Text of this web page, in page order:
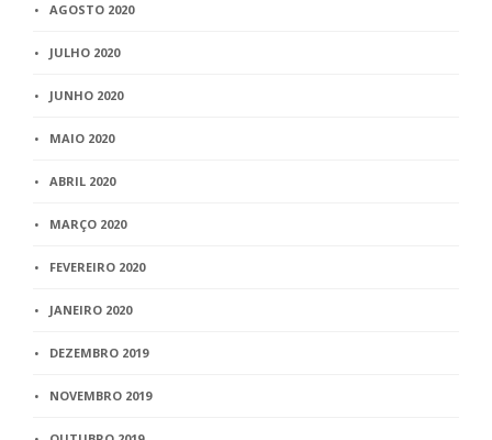
AGOSTO 2020
JULHO 2020
JUNHO 2020
MAIO 2020
ABRIL 2020
MARÇO 2020
FEVEREIRO 2020
JANEIRO 2020
DEZEMBRO 2019
NOVEMBRO 2019